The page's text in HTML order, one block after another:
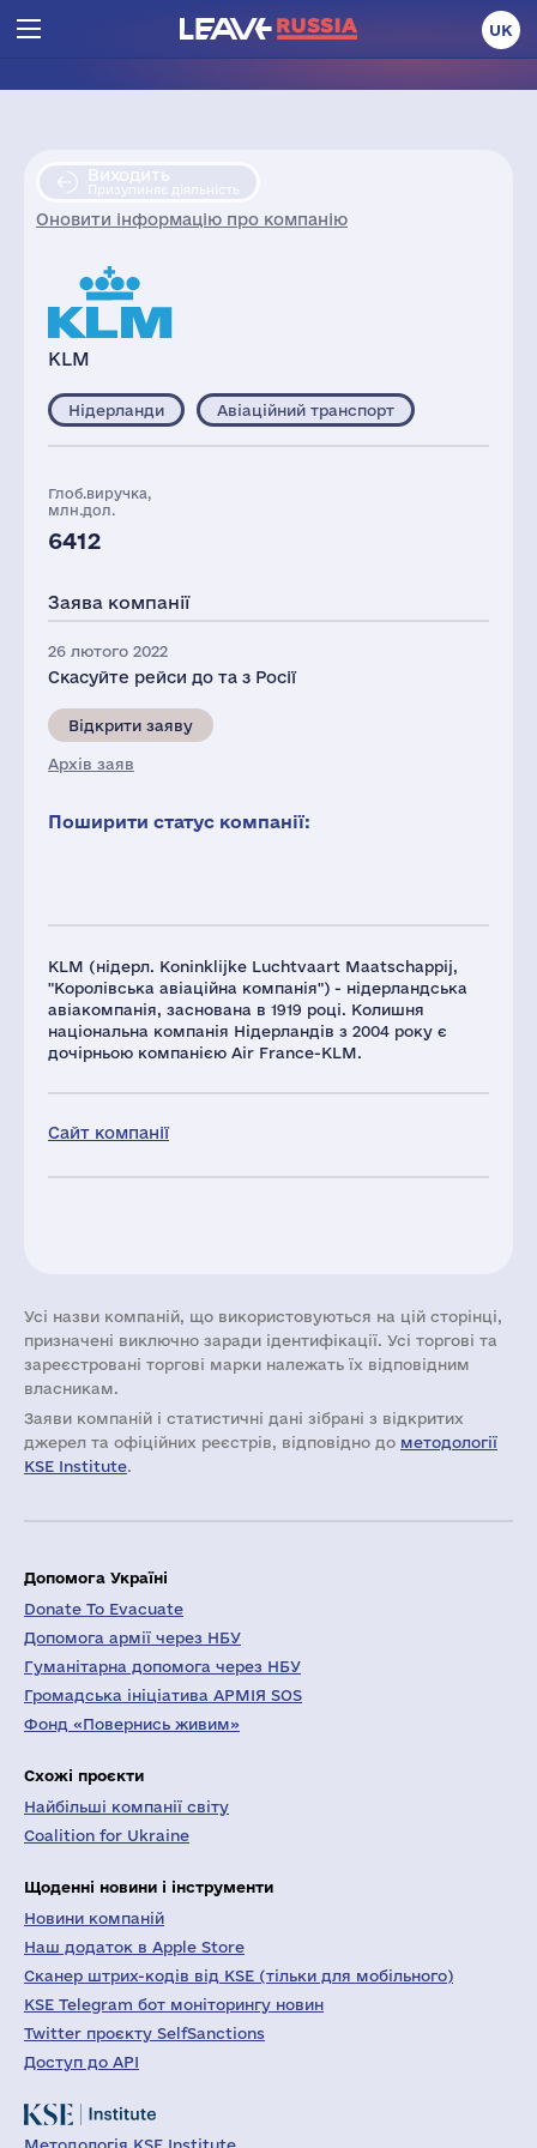
UK
Виходить
Призупиняє діяльність
Оновити інформацію про компанію
KLM
KLM (нідерл. Koninklijke Luchtvaart Maatschappij,
"Королівська авіаційна компанія") - нідерландська
авіакомпанія, заснована в 1919 році. Колишня
національна компанія Нідерландів з 2004 року є
дочірньою компанією Air France-KLM.
Сайт компанії
Нідерланди Авіаційний транспорт
Глоб.виручка,
млн.дол.
6412
Заява компанії
26 лютого 2022
Скасуйте рейси до та з Росії
Відкрити заяву
Архів заяв
Поширити статус компанії:
Усі назви компаній, що використовуються на цій сторінці,
призначені виключно заради ідентифікації. Усі торгові та
зареєстровані торгові марки належать їх відповідним
власникам.
Заяви компаній i статистичні дані зібрані з відкритих
джерел та офіційних реєстрів, відповідно до методології
KSE Institute.
Допомога Україні
Donate To Evacuate
Допомога армії через НБУ
Гуманітарна допомога через НБУ
Громадська ініціатива АРМІЯ SOS
Фонд «Повернись живим»
Схожі проєкти
Найбільші компанії світу
Coalition for Ukraine
Щоденні новини і інструменти
Новини компаній
Наш додаток в Apple Store
Сканер штрих-кодів від KSE (тільки для мобільного)
KSE Telegram бот моніторингу новин
Twitter проєкту SelfSanctions
Доступ до API
Методологія KSE Institute